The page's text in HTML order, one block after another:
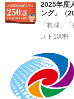
2025年度
ング」（
「料理」
スト100軒